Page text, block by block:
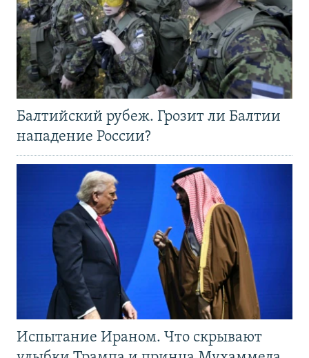
Балтийский рубеж. Грозит ли Балтии
нападение России?
Испытание Ираном. Что скрывают